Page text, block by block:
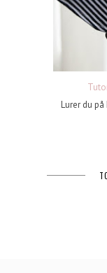
Lurer du